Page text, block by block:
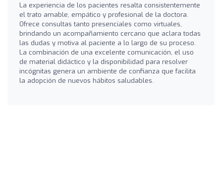
La experiencia de los pacientes resalta consistentemente
el trato amable, empático y profesional de la doctora.
Ofrece consultas tanto presenciales como virtuales,
brindando un acompañamiento cercano que aclara todas
las dudas y motiva al paciente a lo largo de su proceso.
La combinación de una excelente comunicación, el uso
de material didáctico y la disponibilidad para resolver
incógnitas genera un ambiente de confianza que facilita
la adopción de nuevos hábitos saludables.